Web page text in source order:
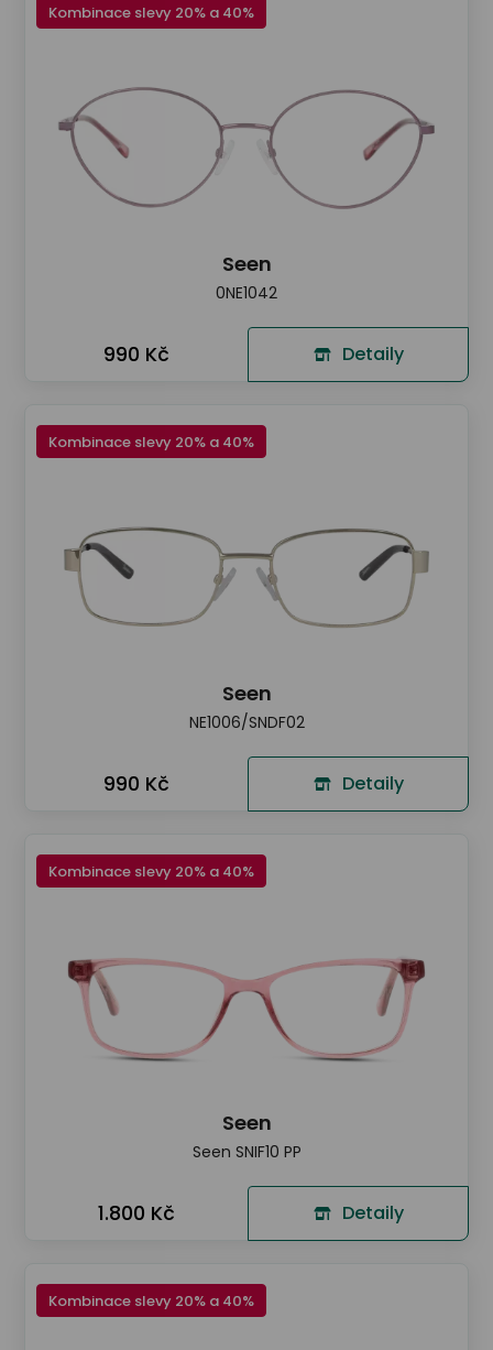
Kombinace slevy 20% a 40%
Seen
0NE1042
990 Kč Detaily
Kombinace slevy 20% a 40%
Seen
NE1006/SNDF02
990 Kč Detaily
Kombinace slevy 20% a 40%
Seen
Seen SNIF10 PP
1.800 Kč Detaily
Kombinace slevy 20% a 40%